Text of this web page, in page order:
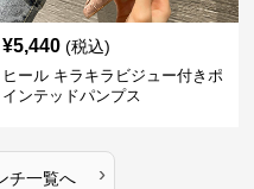
¥5,440 (税込)
ヒール キラキラビジュー付きポ
インテッドパンプス
チ一覧へ ›